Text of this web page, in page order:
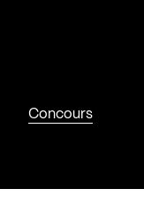
Concours